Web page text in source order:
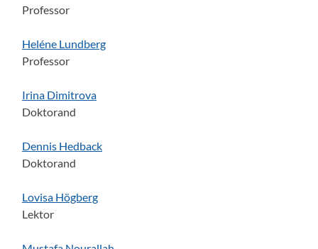
Professor
Heléne Lundberg
Professor
Irina Dimitrova
Doktorand
Dennis Hedback
Doktorand
Lovisa Högberg
Lektor